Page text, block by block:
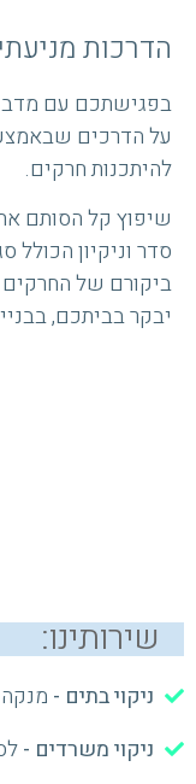
שירותינו:
ניקוי בתים -
ניקוי משרדים -
הדרכות
בפגישתכם עם
על הדרכים
להיתכנות חרקים.
שיפוץ קל הסותם
סדר וניקיון הכולל
ביקורם של
יבקר בביתכם,